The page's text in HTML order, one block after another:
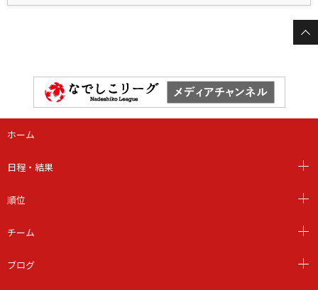
ホーム
日程・結果
順位
チーム
ブログ